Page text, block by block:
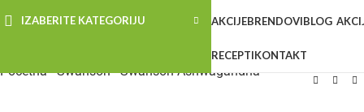
IZABERITE KATEGORIJU AKCIJEBRENDOVIBLOG
RECEPTIKONTAKT
Početna-Swanson-Swanson Ashwagandha